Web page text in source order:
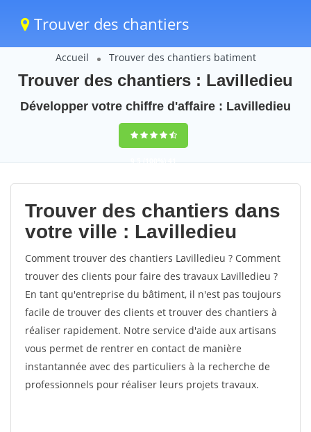
Trouver des chantiers
Accueil Trouver des chantiers batiment
Trouver des chantiers : Lavilledieu
Développer votre chiffre d'affaire : Lavilledieu
9,5(100%)41
votes
Trouver des chantiers dans
votre ville : Lavilledieu
Comment trouver des chantiers Lavilledieu ? Comment
trouver des clients pour faire des travaux Lavilledieu ?
En tant qu'entreprise du bâtiment, il n'est pas toujours
facile de trouver des clients et trouver des chantiers à
réaliser rapidement. Notre service d'aide aux artisans
vous permet de rentrer en contact de manière
instantannée avec des particuliers à la recherche de
professionnels pour réaliser leurs projets travaux.